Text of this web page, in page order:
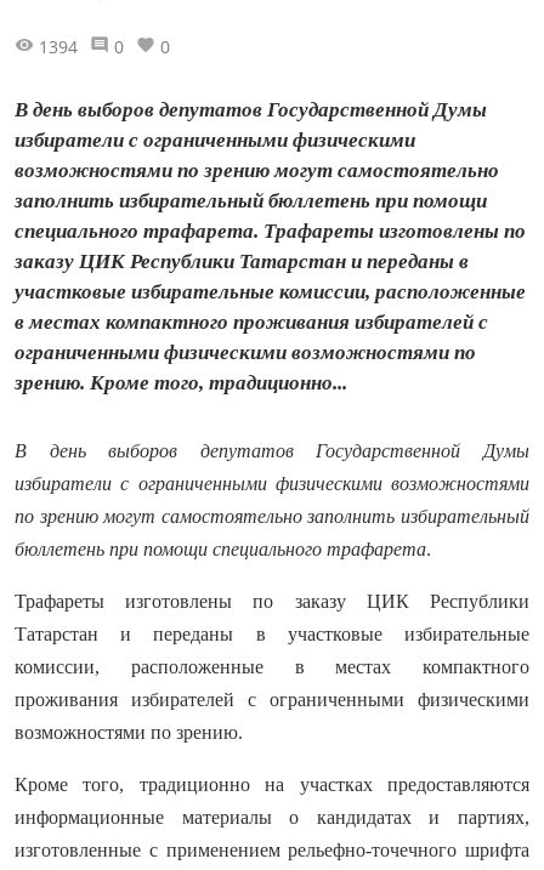
1394 0 0
В день выборов депутатов Государственной Думы
избиратели с ограниченными физическими
возможностями по зрению могут самостоятельно
заполнить избирательный бюллетень при помощи
специального трафарета. Трафареты изготовлены по
заказу ЦИК Республики Татарстан и переданы в
участковые избирательные комиссии, расположенные
в местах компактного проживания избирателей с
ограниченными физическими возможностями по
зрению. Кроме того, традиционно...
В день выборов депутатов Государственной Думы
избиратели с ограниченными физическими возможностями
по зрению могут самостоятельно заполнить избирательный
бюллетень при помощи специального трафарета.
Трафареты изготовлены по заказу ЦИК Республики
Татарстан и переданы в участковые избирательные
комиссии, расположенные в местах компактного
проживания избирателей с ограниченными физическими
возможностями по зрению.
Кроме того, традиционно на участках предоставляются
информационные материалы о кандидатах и партиях,
изготовленные с применением рельефно-точечного шрифта